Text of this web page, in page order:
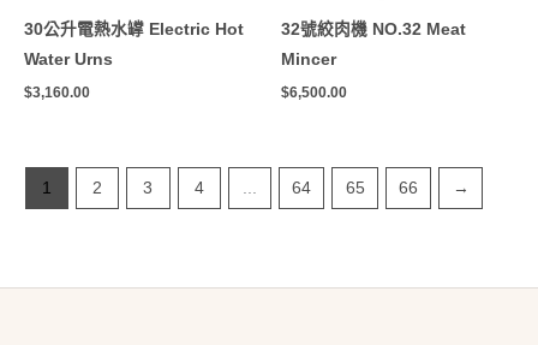
30公升電熱水罉 Electric Hot
Water Urns
$3,160.00
32號絞肉機 NO.32 Meat
Mincer
$6,500.00
1 2 3 4 ... 64 65 66 →